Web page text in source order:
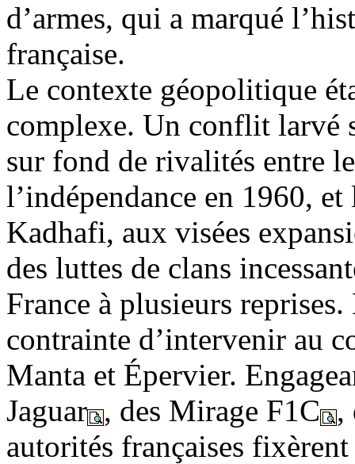
d’armes, qui a marqué
française.
Le contexte géopolitique
complexe. Un conflit larvé
sur fond de rivalités entre
l’indépendance en 1960,
Kadhafi, aux visées
des luttes de clans
France à plusieurs
contrainte d’intervenir au
Manta et Épervier.
Jaguar , des Mirage F1C ,
autorités françaises